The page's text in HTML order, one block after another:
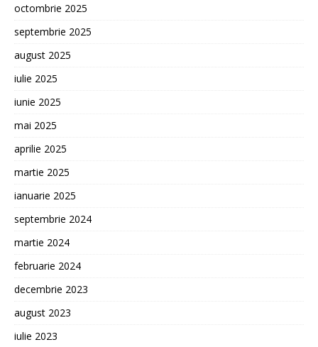
octombrie 2025
septembrie 2025
august 2025
iulie 2025
iunie 2025
mai 2025
aprilie 2025
martie 2025
ianuarie 2025
septembrie 2024
martie 2024
februarie 2024
decembrie 2023
august 2023
iulie 2023